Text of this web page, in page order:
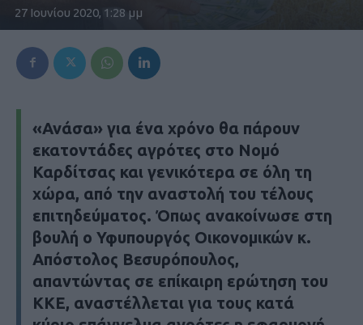
27 Ιουνίου 2020, 1:28 μμ
«Ανάσα» για ένα χρόνο θα πάρουν
εκατοντάδες αγρότες στο Νομό
Καρδίτσας και γενικότερα σε όλη τη
χώρα, από την αναστολή του τέλους
επιτηδεύματος. Όπως ανακοίνωσε στη
βουλή ο Υφυπουργός Οικονομικών κ.
Απόστολος Βεσυρόπουλος,
απαντώντας σε επίκαιρη ερώτηση του
ΚΚΕ, αναστέλλεται για τους κατά